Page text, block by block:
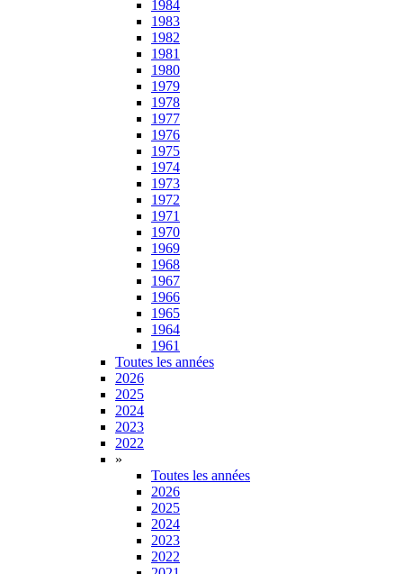
1984
1983
1982
1981
1980
1979
1978
1977
1976
1975
1974
1973
1972
1971
1970
1969
1968
1967
1966
1965
1964
1961
Toutes les années
2026
2025
2024
2023
2022
»
Toutes les années
2026
2025
2024
2023
2022